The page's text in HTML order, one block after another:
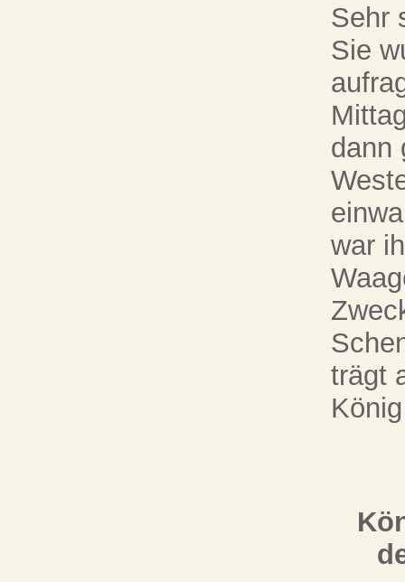
Sehr
Sie
dann
war
trägt